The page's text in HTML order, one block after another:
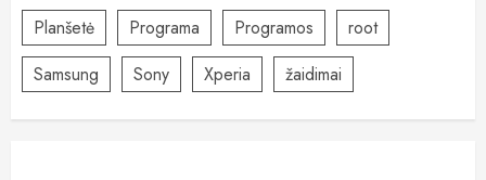
Planšetė
Programa Programos
root
Samsung
Sony Xperia žaidimai